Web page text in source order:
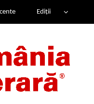
Ediții